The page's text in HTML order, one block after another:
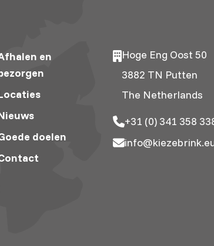
en
doelen
Hoge Eng Oost 50
3882 TN Putten
The Netherlands
+31 (0) 341 358